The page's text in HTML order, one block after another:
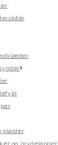
plaider
og grydelapper